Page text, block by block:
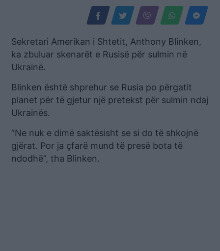
Sekretari Amerikan i Shtetit, Anthony Blinken,
ka zbuluar skenarët e Rusisë për sulmin në
Ukrainë.
Blinken është shprehur se Rusia po përgatit
planet për të gjetur një pretekst për sulmin ndaj
Ukrainës.
“Ne nuk e dimë saktësisht se si do të shkojnë
gjërat. Por ja çfarë mund të presë bota të
ndodhë”, tha Blinken.